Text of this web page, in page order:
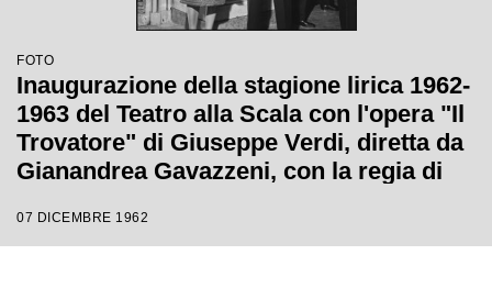
FOTO
Inaugurazione della stagione lirica 1962-
1963 del Teatro alla Scala con l'opera "Il
Trovatore" di Giuseppe Verdi, diretta da
Gianandrea Gavazzeni, con la regia di
07 DICEMBRE 1962